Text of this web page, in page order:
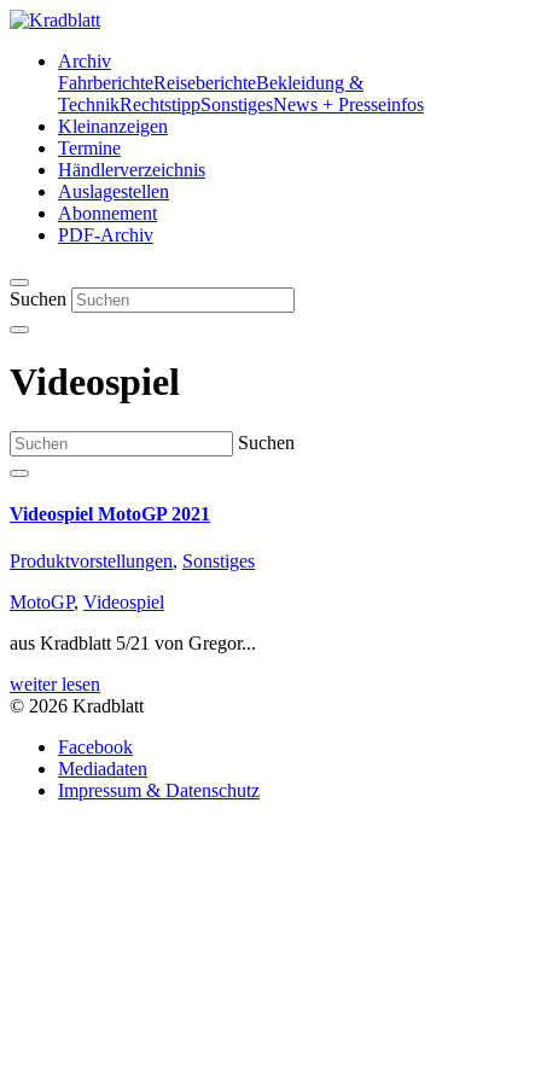
Archiv
FahrberichteReiseberichteBekleidung &
TechnikRechtstippSonstigesNews + Presseinfos
Kleinanzeigen
Termine
Händlerverzeichnis
Auslagestellen
Abonnement
PDF-Archiv
Suchen
Videospiel
Suchen
Videospiel MotoGP 2021
Produktvorstellungen, Sonstiges
MotoGP, Videospiel
aus Kradblatt 5/21 von Gregor...
weiter lesen
© 2026 Kradblatt
Facebook
Mediadaten
Impressum & Datenschutz